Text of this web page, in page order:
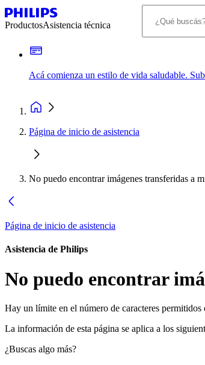
ProductosAsistencia técnica
Acá comienza un estilo de vida saludable.
Página de inicio de asistencia
No puedo encontrar imágenes transferidas a
Página de inicio de asistencia
Asistencia de Philips
No puedo encontrar
Hay un límite en el número de caracteres permitidos
La información de esta página se aplica a los
¿Buscas algo más?